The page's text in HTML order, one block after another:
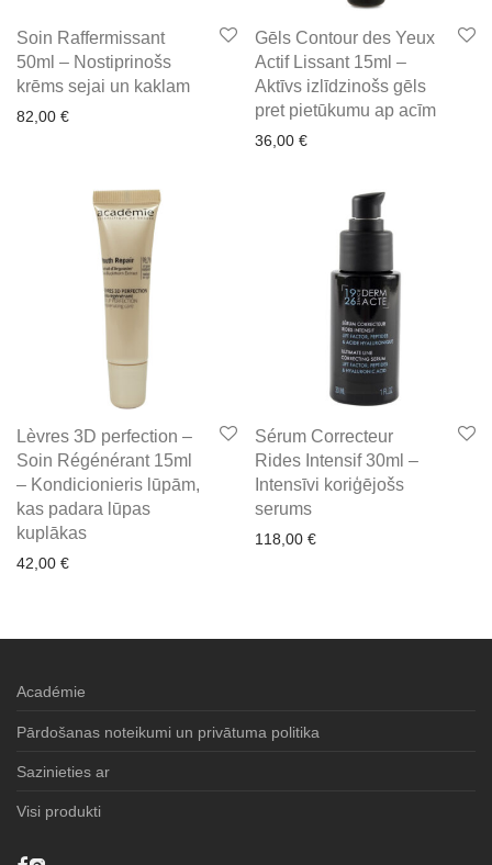
Soin Raffermissant
50ml – Nostiprinošs
krēms sejai un kaklam
82,00 €
Gēls Contour des Yeux
Actif Lissant 15ml –
Aktīvs izlīdzinošs gēls
pret pietūkumu ap acīm
36,00 €
Lèvres 3D perfection –
Soin Régénérant 15ml
– Kondicionieris lūpām,
kas padara lūpas
kuplākas
42,00 €
Sérum Correcteur
Rides Intensif 30ml –
Intensīvi koriģējošs
serums
118,00 €
Académie
Pārdošanas noteikumi un privātuma politika
Sazinieties ar
Visi produkti